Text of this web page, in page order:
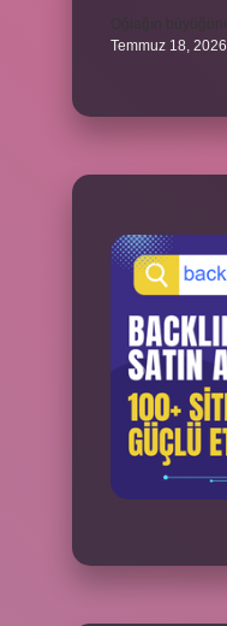
Temmuz 18, 2026